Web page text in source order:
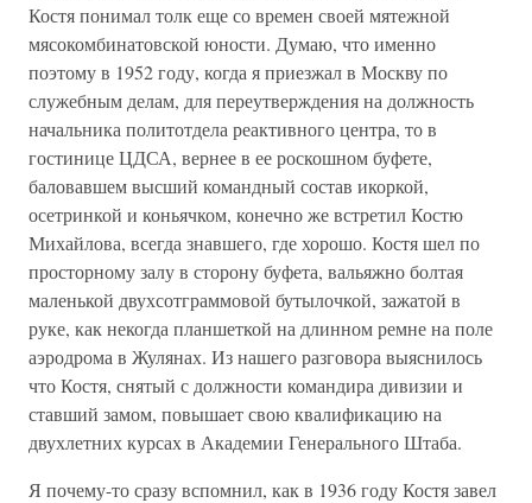
Костя понимал толк еще со времен своей мятежной
мясокомбинатовской юности. Думаю, что именно
поэтому в 1952 году, когда я приезжал в Москву по
служебным делам, для переутверждения на должность
начальника политотдела реактивного центра, то в
гостинице ЦДСА, вернее в ее роскошном буфете,
баловавшем высший командный состав икоркой,
осетринкой и коньячком, конечно же встретил Костю
Михайлова, всегда знавшего, где хорошо. Костя шел по
просторному залу в сторону буфета, вальяжно болтая
маленькой двухсотграммовой бутылочкой, зажатой в
руке, как некогда планшеткой на длинном ремне на поле
аэродрома в Жулянах. Из нашего разговора выяснилось
что Костя, снятый с должности командира дивизии и
ставший замом, повышает свою квалификацию на
двухлетних курсах в Академии Генерального Штаба.
Я почему-то сразу вспомнил, как в 1936 году Костя завел